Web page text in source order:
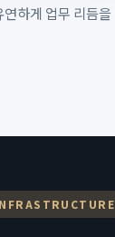
하게 업무 리듬을